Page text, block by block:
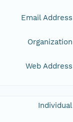
Email Address
Organization
Web Address
Individual